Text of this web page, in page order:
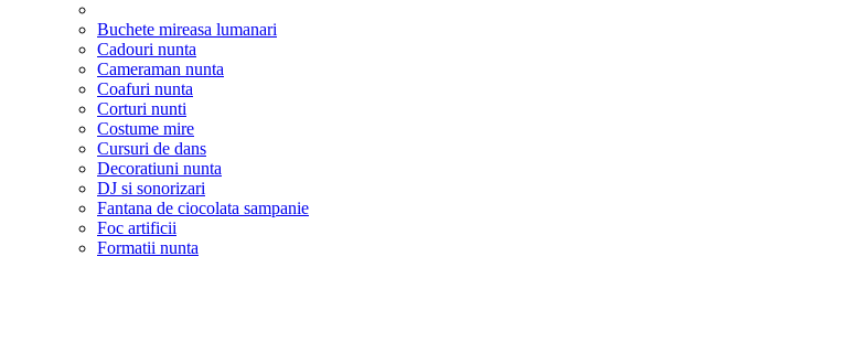
Buchete mireasa lumanari
Cadouri nunta
Cameraman nunta
Coafuri nunta
Corturi nunti
Costume mire
Cursuri de dans
Decoratiuni nunta
DJ si sonorizari
Fantana de ciocolata sampanie
Foc artificii
Formatii nunta